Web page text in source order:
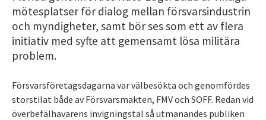
mötesplatser för dialog mellan försvarsindustrin
och myndigheter, samt bör ses som ett av flera
initiativ med syfte att gemensamt lösa militära
problem.
Försvarsföretagsdagarna var välbesökta och genomfördes
storstilat både av Försvarsmakten, FMV och SOFF. Redan vid
överbefälhavarens invigningstal så utmanandes publiken